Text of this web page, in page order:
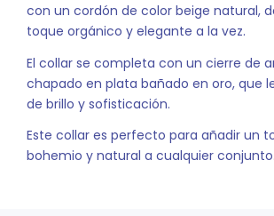
con un cordón de color beige natural,
toque orgánico y elegante a la vez.
El collar se completa con un cierre de
chapado en plata bañado en oro, que
de brillo y sofisticación.
Este collar es perfecto para añadir un
bohemio y natural a cualquier conjunto.